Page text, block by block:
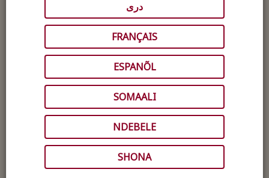
دری
FRANÇAIS
ESPANÕL
SOMAALI
NDEBELE
SHONA
Pour visualiser les photos, veuillez
prendre contact avec le CICR, ou
avec le bureau Croix-
Rouge/Croissant-Rouge du pays
dans lequel vous vous trouvez. Les
coordonnées des bureaux des
Sociétés nationales seront ajoutées
progressivement ci-dessous.